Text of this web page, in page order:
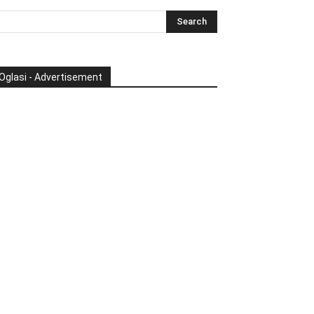
- Advertisement